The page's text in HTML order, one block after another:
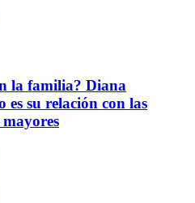
la familia? Diana
es su relación con las